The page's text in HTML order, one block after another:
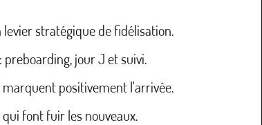
stratégique de fidélisation.
jour J et suivi.
positivement l'arrivée.
font fuir les nouveaux.